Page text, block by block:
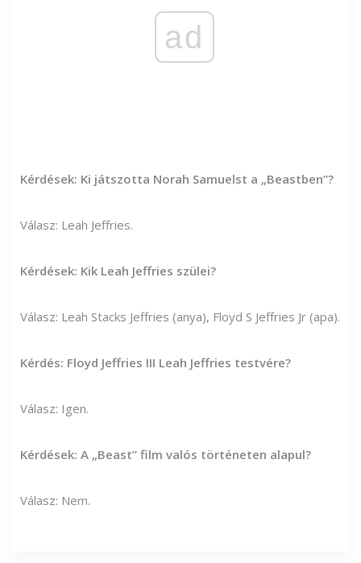
ad
Kérdések: Ki játszotta Norah Samuelst a „Beastben”?
Válasz: Leah Jeffries.
Kérdések: Kik Leah Jeffries szülei?
Válasz: Leah Stacks Jeffries (anya), Floyd S Jeffries Jr (apa).
Kérdés: Floyd Jeffries III Leah Jeffries testvére?
Válasz: Igen.
Kérdések: A „Beast” film valós történeten alapul?
Válasz: Nem.